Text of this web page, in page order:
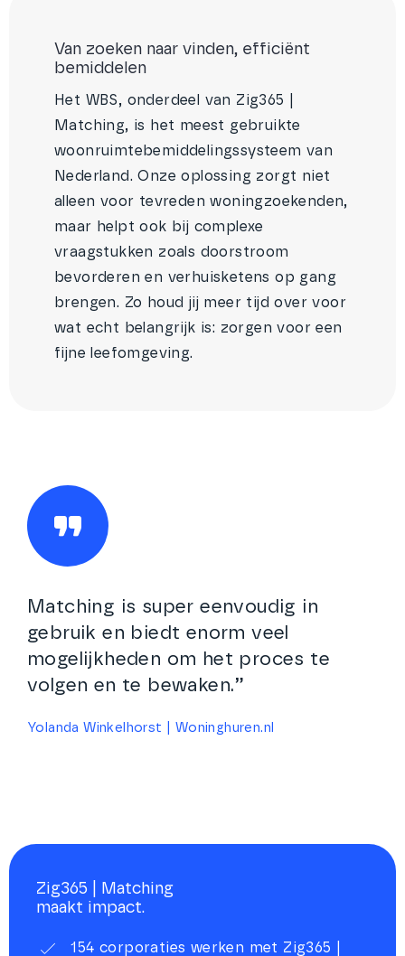
Van zoeken naar vinden, efficiënt
bemiddelen
Het WBS, onderdeel van Zig365 |
Matching, is het meest gebruikte
woonruimtebemiddelingssysteem van
Nederland. Onze oplossing zorgt niet
alleen voor tevreden woningzoekenden,
maar helpt ook bij complexe
vraagstukken zoals doorstroom
bevorderen en verhuisketens op gang
brengen. Zo houd jij meer tijd over voor
wat echt belangrijk is: zorgen voor een
fijne leefomgeving.
Matching is super eenvoudig in
gebruik en biedt enorm veel
mogelijkheden om het proces te
volgen en te bewaken.”
Yolanda Winkelhorst | Woninghuren.nl
Zig365 | Matching
maakt impact.
154 corporaties werken met Zig365 |